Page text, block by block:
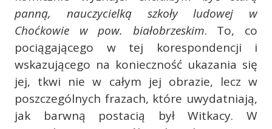
panną, nauczycielką szkoły ludowej w
Choćkowie w pow. białobrzeskim. To, co
pociągającego w tej korespondencji i
wskazującego na konieczność ukazania się
jej, tkwi nie w całym jej obrazie, lecz w
poszczególnych frazach, które uwydatniają,
jak barwną postacią był Witkacy. W